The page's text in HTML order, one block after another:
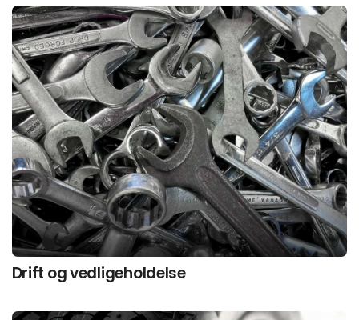
Drift og vedligeholdelse